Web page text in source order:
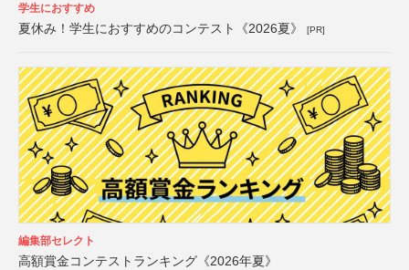
学生におすすめ
夏休み！学生におすすめのコンテスト《2026夏》 [PR]
編集部セレクト
高額賞金コンテストランキング《2026年夏》